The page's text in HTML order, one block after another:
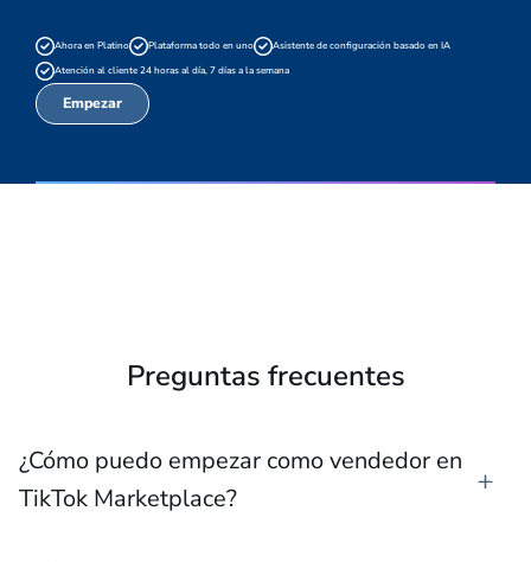
Ahora en Platino Plataforma todo en uno
Asistente de configuración basado en IA
Atención al cliente 24 horas al día, 7 días a la semana
Empezar
Preguntas frecuentes
¿Cómo puedo empezar como vendedor en
TikTok Marketplace?